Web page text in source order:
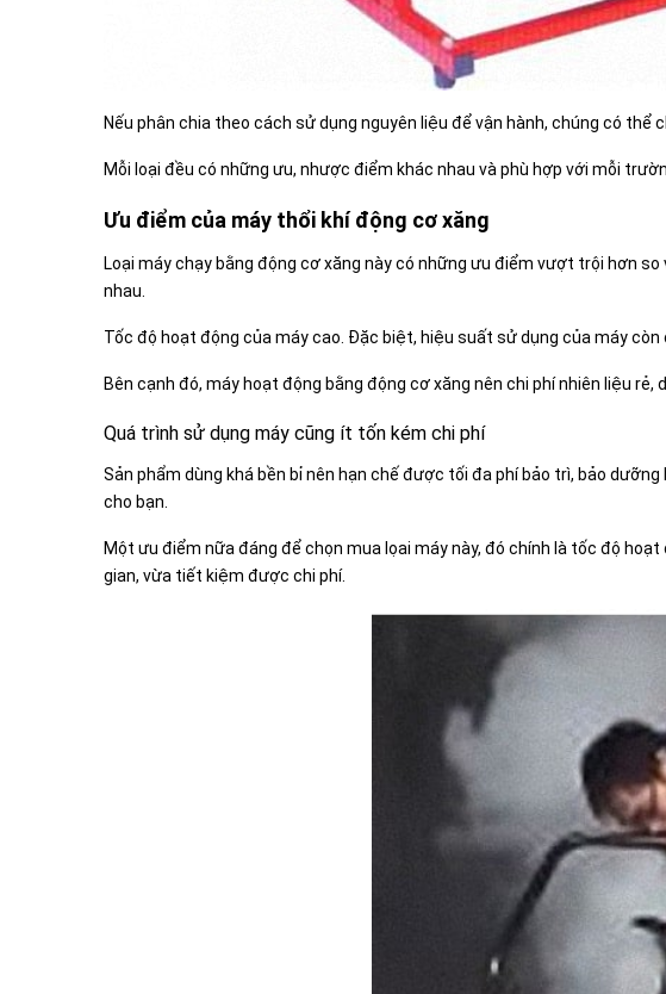
Nếu phân chia theo cách sử dụng nguyên liệu để vận hành, chúng có
Mỗi loại đều có những ưu, nhược điểm khác nhau và phù hợp với mỗi
Ưu điểm của máy thổi khí động cơ xăng
Loại máy chạy bằng động cơ xăng này có những ưu điểm vượt trội hơn
nhau.
Tốc độ hoạt động của máy cao. Đặc biệt, hiệu suất sử dụng của máy
Bên cạnh đó, máy hoạt động bằng động cơ xăng nên chi phí nhiên liệu
Quá trình sử dụng máy cũng ít tốn kém chi phí
Sản phẩm dùng khá bền bỉ nên hạn chế được tối đa phí bảo trì, bảo
cho bạn.
Một ưu điểm nữa đáng để chọn mua lọai máy này, đó chính là tốc độ
gian, vừa tiết kiệm được chi phí.